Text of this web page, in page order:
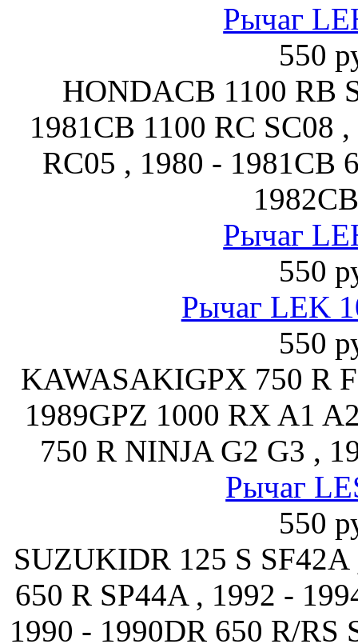
Рычаг
550
HONDACB 1100 RB
1981CB 1100 RC SC08
RC05 , 1980 - 1981CB
Рычаг
550
Рычаг LEK
550
KAWASAKIGPX 750 R
1989GPZ 1000 RX A1
750 R NINJA G2 G3 ,
Рычаг
550
SUZUKIDR 125 S
650 R SP44A , 1992 -
1990 - 1990DR 650 R/RS